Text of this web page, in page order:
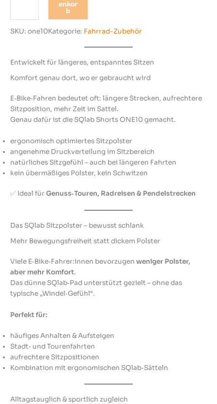
S
r
t
n
e
1
M
e
n
g
enkor
b
SKU: one10Kategorie: Fahrrad-Zubehör
Entwickelt für längeres, entspanntes Sitzen
Komfort genau dort, wo er gebraucht wird
E‑Bike‑Fahren bedeutet oft: längere Strecken, aufrechtere
Sitzposition, mehr Zeit im Sattel.
Genau dafür ist die SQlab Shorts ONE10 gemacht.
ergonomisch optimiertes Sitzpolster
angenehme Druckverteilung im Sitzbereich
natürliches Sitzgefühl – auch bei längeren Fahrten
kein übermäßiges Polster, kein Schwitzen
✅ Ideal fürGenuss‑Touren, Radreisen & Pendelstrecken
Das SQlab Sitzpolster – bewusst schlank
Mehr Bewegungsfreiheit statt dickem Polster
Viele E‑Bike‑Fahrer:innen bevorzugenweniger Polster,
aber mehr Komfort.
Das dünne SQlab‑Pad unterstützt gezielt – ohne das
typische „Windel‑Gefühl“.
Perfekt für:
häufiges Anhalten & Aufsteigen
Stadt‑ und Tourenfahrten
aufrechtere Sitzpositionen
Kombination mit ergonomischen SQlab‑Sätteln
Alltagstauglich & sportlich zugleich